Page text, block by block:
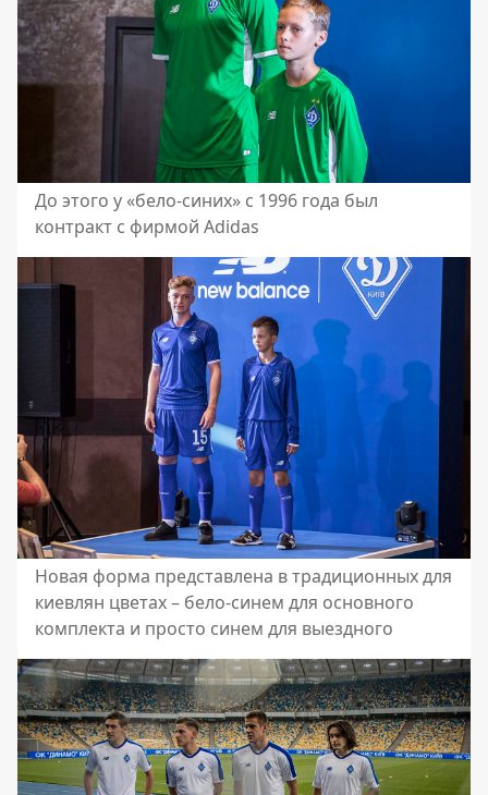
До этого у «бело-синих» с 1996 года был
контракт с фирмой Adidas
Новая форма представлена в традиционных для
киевлян цветах – бело-синем для основного
комплекта и просто синем для выездного